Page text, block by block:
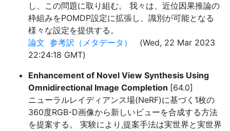
し、この問題に取り組む。 我々は、近位因果推論の
枠組みをPOMDP設定に拡張し、識別が可能となる
様々な設定を提供する。
論文 参考訳（メタデータ）
(Wed, 22 Mar 2023
22:24:18 GMT)
Enhancement of Novel View Synthesis Using
Omnidirectional Image Completion [64.0]
ニューラルレイディアンス場(NeRF)に基づく1枚の
360度RGB-D画像から新しいビューを合成する方法
を提案する。 実験により,提案手法は実世界と実世界